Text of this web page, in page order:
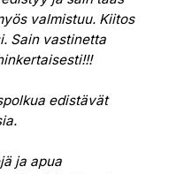
valmistuu. Kiitos
Sain vastinetta
edistävät
ja apua